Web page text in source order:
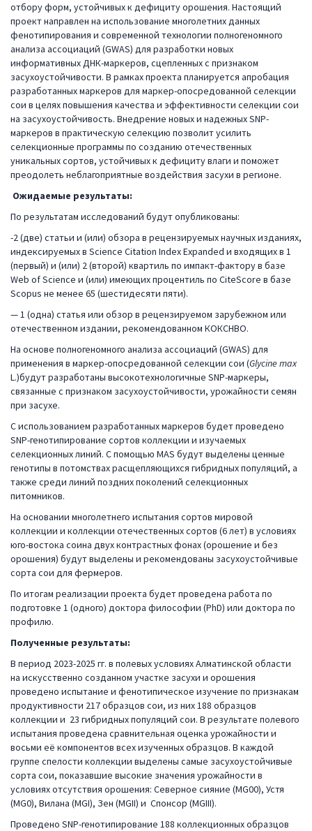
отбору форм, устойчивых к дефициту орошения. Настоящий
проект направлен на использование многолетних данных
фенотипирования и современной технологии полногеномного
анализа ассоциаций (GWAS) для разработки новых
информативных ДНК-маркеров, сцепленных с признаком
засухоустойчивости. В рамках проекта планируется апробация
разработанных маркеров для маркер-опосредованной селекции
сои в целях повышения качества и эффективности селекции сои
на засухоустойчивость. Внедрение новых и надежных SNP-
маркеров в практическую селекцию позволит усилить
селекционные программы по созданию отечественных
уникальных сортов, устойчивых к дефициту влаги и поможет
преодолеть неблагоприятные воздействия засухи в регионе.
Ожидаемые результаты:
По результатам исследований будут опубликованы:
-2 (две) статьи и (или) обзора в рецензируемых научных изданиях,
индексируемых в Science Citation Index Expanded и входящих в 1
(первый) и (или) 2 (второй) квартиль по импакт-фактору в базе
Web of Science и (или) имеющих процентиль по CiteScore в базе
Scopus не менее 65 (шестидесяти пяти).
— 1 (одна) статья или обзор в рецензируемом зарубежном или
отечественном издании, рекомендованном КОКСНВО.
На основе полногеномного анализа ассоциаций (GWAS) для
применения в маркер-опосредованной селекции сои (Glycinemax
L.)будут разработаны высокотехнологичные SNP-маркеры,
связанные с признаком засухоустойчивости, урожайности семян
при засухе.
С использованием разработанных маркеров будет проведено
SNP-генотипирование сортов коллекции и изучаемых
селекционных линий. С помощью MAS будут выделены ценные
генотипы в потомствах расщепляющихся гибридных популяций, а
также среди линий поздних поколений селекционных
питомников.
На основании многолетнего испытания сортов мировой
коллекции и коллекции отечественных сортов (6 лет) в условиях
юго-востока соина двух контрастных фонах (орошение и без
орошения) будут выделены и рекомендованы засухоустойчивые
сорта сои для фермеров.
По итогам реализации проекта будет проведена работа по
подготовке 1 (одного) доктора философии (PhD) или доктора по
профилю.
Полученные результаты:
В период 2023-2025 гг. в полевых условиях Алматинской области
на искусственно созданном участке засухи и орошения
проведено испытание и фенотипическое изучение по признакам
продуктивности 217 образцов сои, из них 188 образцов
коллекции и 23 гибридных популяций сои. В результате полевого
испытания проведена сравнительная оценка урожайности и
восьми её компонентов всех изученных образцов. В каждой
группе спелости коллекции выделены самые засухоустойчивые
сорта сои, показавшие высокие значения урожайности в
условиях отсутствия орошения: Северное сияние (MG00), Устя
(MG0), Вилана (MGI), Зен (MGII) и Спонсор (MGIII).
Проведено SNP-генотипирование 188 коллекционных образцов